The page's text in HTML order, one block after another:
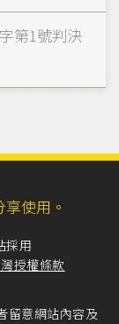
第1號判決
使用。
採用
授權條款
留意網站內容及